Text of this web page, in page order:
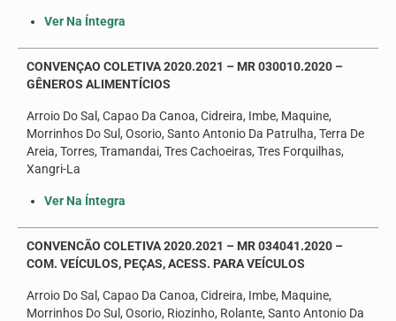
Ver Na Íntegra
CONVENÇAO COLETIVA 2020.2021 – MR 030010.2020 –
GÊNEROS ALIMENTÍCIOS
Arroio Do Sal, Capao Da Canoa, Cidreira, Imbe, Maquine,
Morrinhos Do Sul, Osorio, Santo Antonio Da Patrulha, Terra De
Areia, Torres, Tramandai, Tres Cachoeiras, Tres Forquilhas,
Xangri-La
Ver Na Íntegra
CONVENCÃO COLETIVA 2020.2021 – MR 034041.2020 –
COM. VEÍCULOS, PEÇAS, ACESS. PARA VEÍCULOS
Arroio Do Sal, Capao Da Canoa, Cidreira, Imbe, Maquine,
Morrinhos Do Sul, Osorio, Riozinho, Rolante, Santo Antonio Da